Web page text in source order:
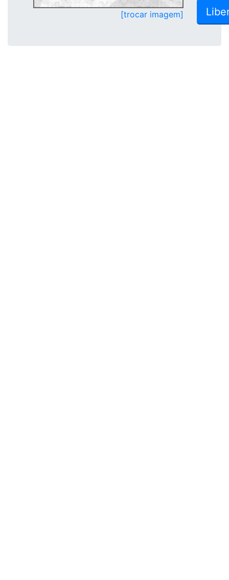
[trocar imagem]